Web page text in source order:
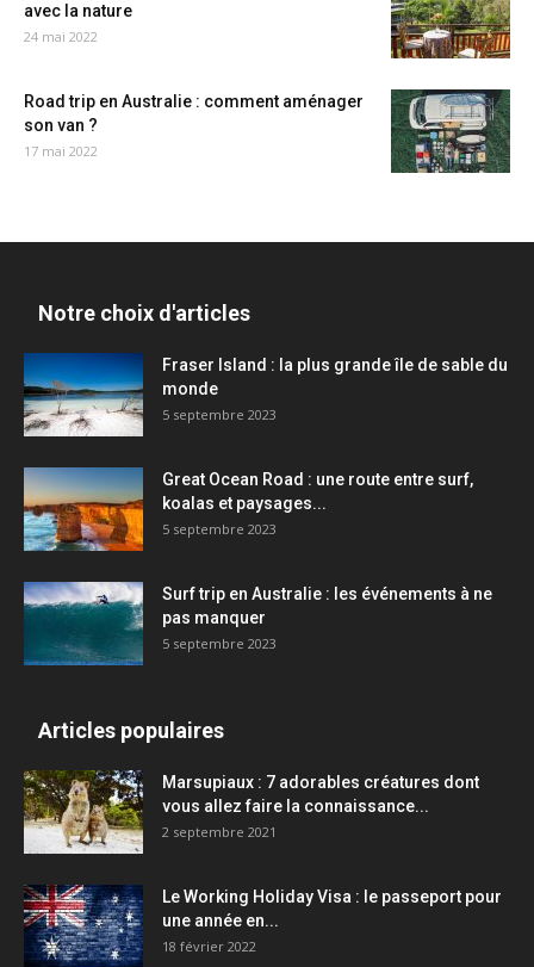
avec la nature
24 mai 2022
Road trip en Australie : comment aménager
son van ?
17 mai 2022
Notre choix d'articles
Fraser Island : la plus grande île de sable du
monde
5 septembre 2023
Great Ocean Road : une route entre surf,
koalas et paysages...
5 septembre 2023
Surf trip en Australie : les événements à ne
pas manquer
5 septembre 2023
Articles populaires
Marsupiaux : 7 adorables créatures dont
vous allez faire la connaissance...
2 septembre 2021
Le Working Holiday Visa : le passeport pour
une année en...
18 février 2022